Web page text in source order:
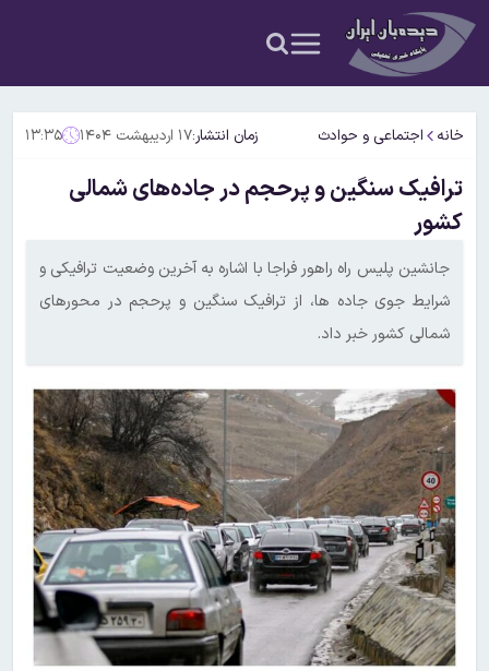
خانه اجتماعی و حوادث زمان انتشار:۱۷ اردیبهشت ۱۴۰۴ ۱۳:۳۵
ترافیک سنگین و پرحجم در جاده‌های شمالی
کشور
جانشین پلیس راه راهور فراجا با اشاره به آخرین وضعیت ترافیکی و
شرایط جوی جاده ها، از ترافیک سنگین و پرحجم در محورهای
شمالی کشور خبر داد.